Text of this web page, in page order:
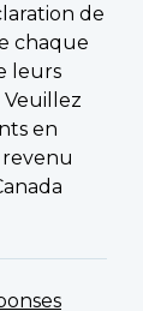
de
chaque
leurs
Veuillez
en
revenu